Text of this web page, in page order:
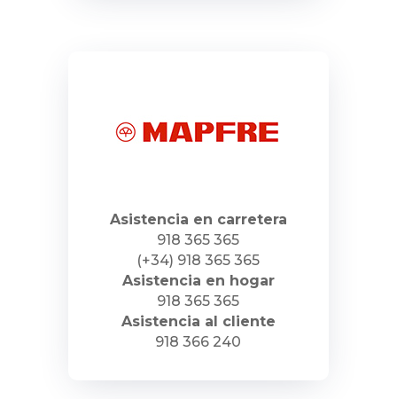
Asistencia en carretera
918 365 365
(+34) 918 365 365
Asistencia en hogar
918 365 365
Asistencia al cliente
918 366 240